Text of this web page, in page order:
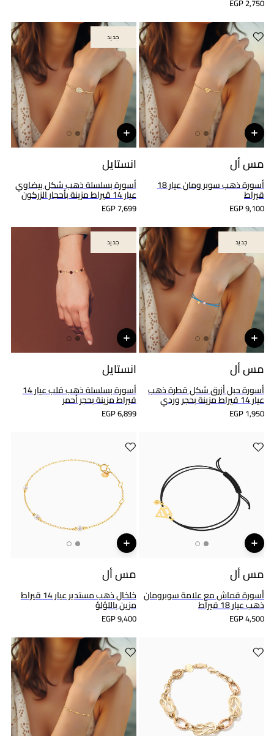
EGP 2,750
مس أل
أسورة ذهب سوبر ومان عيار 18
قيراط
EGP 9,100
جديد
جديد
انستايل
أسورة بسلسلة ذهب شكل بيضاوي
عيار 14 قيراط مزينة بأحجار الزركون
EGP 7,699
جديد
جديد
مس أل
أسورة حبل أزرق شكل قطرة ذهب
عيار 14 قيراط مزينة بحجر وردي
EGP 1,950
جديد
جديد
انستايل
أسورة بسلسلة ذهب قلب عيار 14
قيراط مزينة بحجر أحمر
EGP 6,899
مس أل
أسورة قماش مع علامة سوبرومان
ذهب عيار 18 قيراط
EGP 4,500
مس أل
خلخال ذهب مستدير عيار 14 قيراط
مزين باللؤلؤ
EGP 9,400